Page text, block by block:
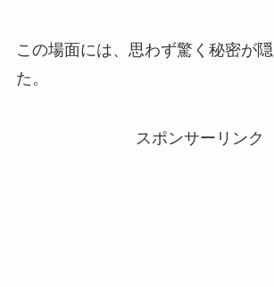
この場面には、思わず驚く秘密が
た。
スポンサーリンク